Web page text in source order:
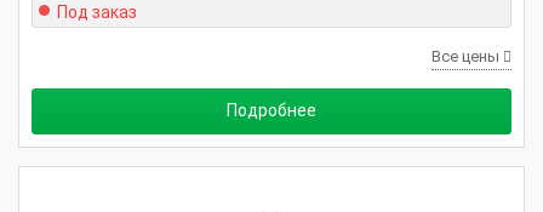
Под заказ
Все цены
Подробнее